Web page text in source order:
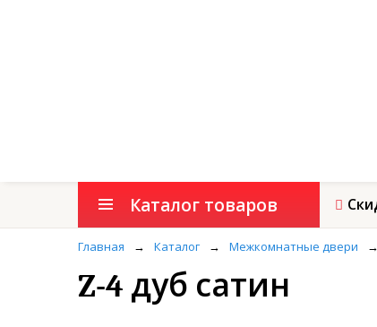
Каталог товаров
Главная → Каталог → Межкомнатные двери →
Z-4 дуб сатин